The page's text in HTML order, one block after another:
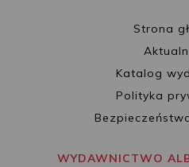
Strona
Katalog
Polityka
WYDAWNICTWO